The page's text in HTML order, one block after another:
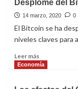
COVID-
19
Desplome del
14 marzo, 2020 0
El Bitcoin se ha
niveles claves para
Leer másLeer
más
Economía